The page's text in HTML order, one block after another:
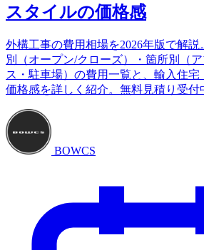
スタイルの価格感
外構工事の費用相場を2026年版で解
別（オープン/クローズ）・箇所別（
ス・駐車場）の費用一覧と、輸入住
価格感を詳しく紹介。無料見積り受付
BOWCS